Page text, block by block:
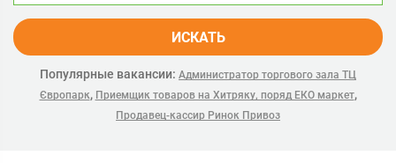
ИСКАТЬ
Популярные вакансии: Администратор торгового зала ТЦ
Європарк, Приемщик товаров на Хитряку, поряд ЕКО маркет,
Продавец-кассир Ринок Привоз